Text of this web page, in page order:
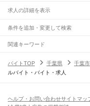
求人の詳細を表示
条件を追加・変更して検索
市区町村を追加・変更
千葉県すべて
千葉市すべて
旭市習志野市柏市勝浦市市
駅を追加・変更
JR中央・総武線
職種を追加・変更
飲食・フードサービスすべて
関連キーワード
バイトTOP
千葉県 千葉市
ルバイト・バイト・求人
ヘルプ・お問い合わせサイトマッ